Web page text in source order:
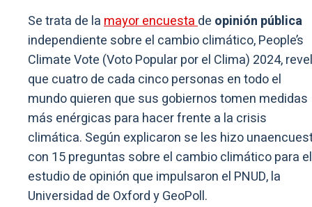
Se trata de lamayor encuestade opinión pública
independiente sobre el cambio climático, People’s
Climate Vote (Voto Popular por el Clima) 2024,
que cuatro de cada cinco personas en todo el
mundo quieren que sus gobiernos tomen medidas
más enérgicas para hacer frente a la crisis
climática. Según explicaron se les hizo
con 15 preguntas sobre el cambio climático para el
estudio de opinión que impulsaron el PNUD, la
Universidad de Oxford y GeoPoll.